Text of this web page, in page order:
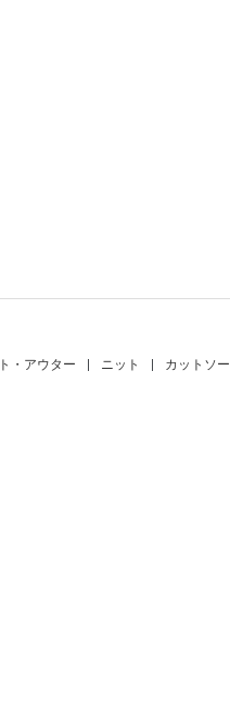
・アウター ニット カットソー